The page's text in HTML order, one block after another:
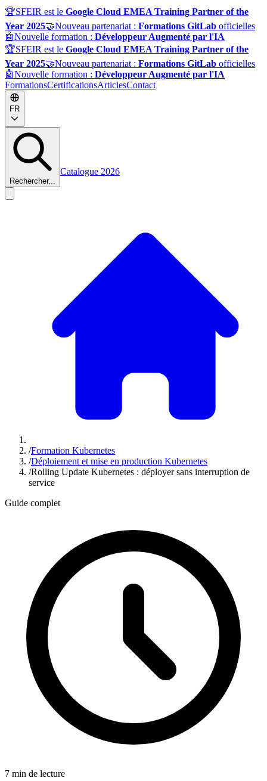
🏆SFEIR est le Google Cloud EMEA Training Partner of the
Year 2025🤝Nouveau partenariat : Formations GitLab officielles
🤖Nouvelle formation : Développeur Augmenté par l'IA
🏆SFEIR est le Google Cloud EMEA Training Partner of the
Year 2025🤝Nouveau partenariat : Formations GitLab officielles
🤖Nouvelle formation : Développeur Augmenté par l'IA
FormationsCertificationsArticlesContact
FR
Rechercher...
Catalogue 2026
/Formation Kubernetes
/Déploiement et mise en production Kubernetes
/Rolling Update Kubernetes : déployer sans interruption de
service
Guide complet
7 min de lecture